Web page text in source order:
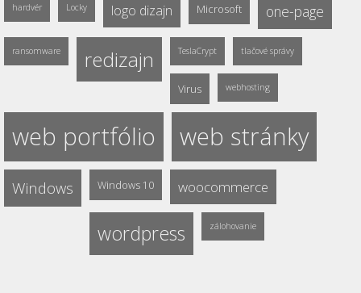
hardvér Locky logo dizajn Microsoft one-page
ransomware redizajn TeslaCrypt tlačové správy
Virus webhosting
web portfólio web stránky
Windows Windows 10 woocommerce
wordpress zálohovanie